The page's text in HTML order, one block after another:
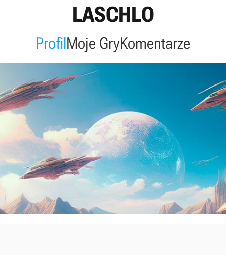
LASCHLO
ProfilMoje GryKomentarze